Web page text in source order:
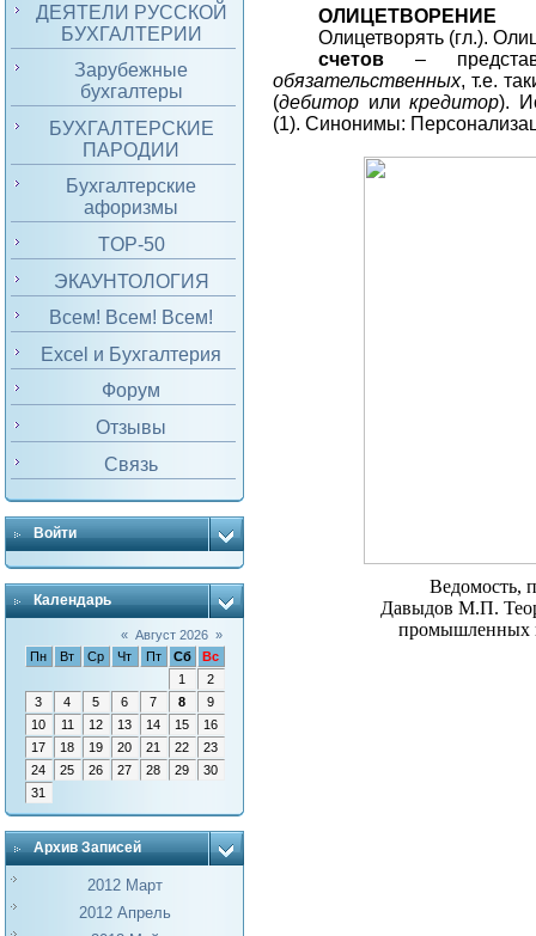
ДЕЯТЕЛИ РУССКОЙ
БУХГАЛТЕРИИ
Зарубежные
бухгалтеры
БУХГАЛТЕРСКИЕ
ПАРОДИИ
Бухгалтерские
афоризмы
TOP-50
ЭКАУНТОЛОГИЯ
Всем! Всем! Всем!
Excel и Бухгалтерия
Форум
Отзывы
Связь
Войти
Календарь
« Август 2026 »
Пн
Вт Ср Чт Пт Сб
Вс
1
2
3
4 5 6 7 8
9
10
11 12 13 14 15
16
17
18 19 20 21 22
23
24
25 26 27 28 29
30
31
Архив Записей
2012 Март
2012 Апрель
ОЛИЦЕТВОРЕНИЕ
Олицетворять (гл.).
счетов –
обязательственных, т.е.
(дебитор иликредитор).
(1). Синонимы:
Ведомость,
Давыдов М.П.
промышленных